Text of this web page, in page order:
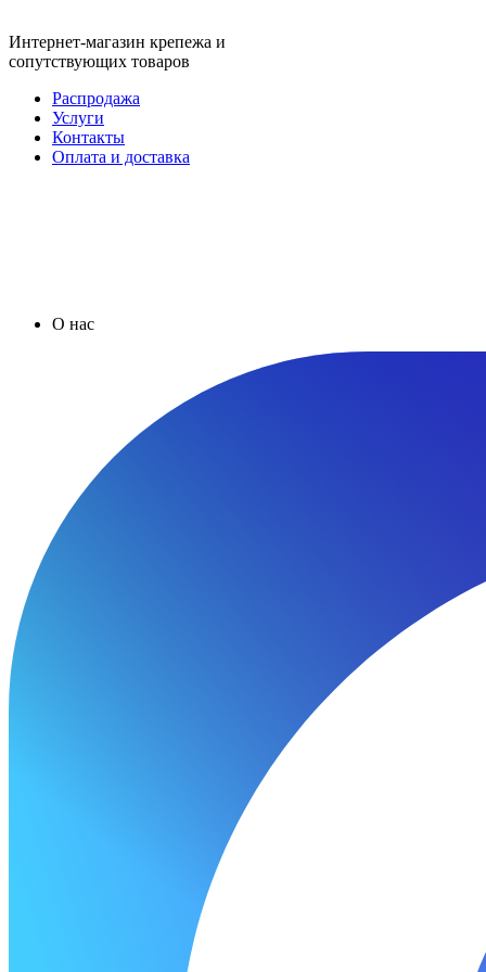
Интернет-магазин крепежа и
сопутствующих товаров
Распродажа
Услуги
Контакты
Оплата и доставка
О нас